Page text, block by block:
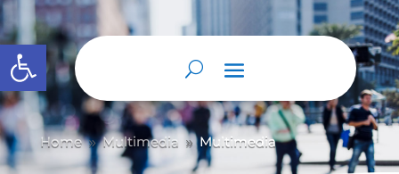
Abrir barra de herramientas
Home 9 Multimedia 9 Multimedia